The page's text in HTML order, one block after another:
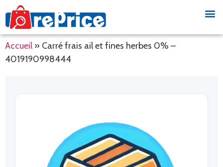
Accueil » Carré frais ail et fines herbes 0% –
4019190998444